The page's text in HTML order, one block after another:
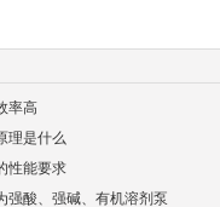
率高
理是什么
性能要求
强酸、强碱、有机溶剂泵